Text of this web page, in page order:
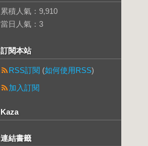
累積人氣： 9,910
當日人氣： 3
訂閱本站
RSS訂閱 (如何使用RSS)
加入訂閱
Kaza
連結書籤